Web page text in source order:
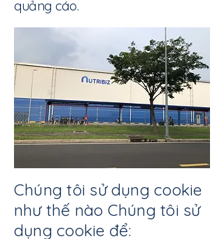
quảng cáo.
Chúng tôi sử dụng cookie
như thế nào Chúng tôi sử
dụng cookie để: